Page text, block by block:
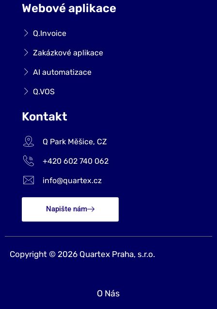
Webové aplikace
Q.Invoice
Zakázkové aplikace
AI automatizace
Q.VOS
Kontakt
Q Park Měšice, CZ
+420 602 740 062
info@quartex.cz
Napište nám
Copyright © 2026 Quartex Praha, s.r.o.
O Nás